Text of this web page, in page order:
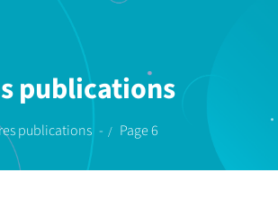
publications
publications Page 6